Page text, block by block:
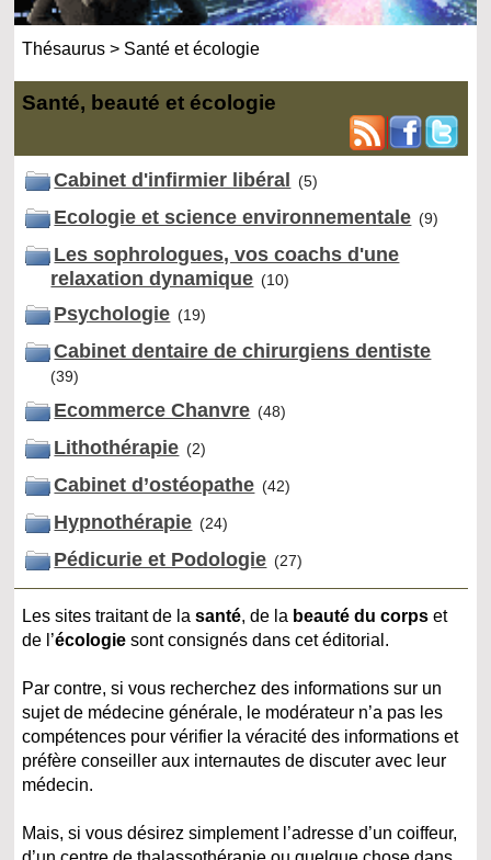
Thésaurus > Santé et écologie
Santé, beauté et écologie
Cabinet d'infirmier libéral (5)
Ecologie et science environnementale (9)
Les sophrologues, vos coachs d'une
relaxation dynamique (10)
Psychologie (19)
Cabinet dentaire de chirurgiens dentiste
(39)
Ecommerce Chanvre (48)
Lithothérapie (2)
Cabinet d’ostéopathe (42)
Hypnothérapie (24)
Pédicurie et Podologie (27)
Les sites traitant de lasanté, de la beauté du corps et
de l’écologie sont consignés dans cet éditorial.
Par contre, si vous recherchez des informations sur un
sujet de médecine générale, le modérateur n’a pas les
compétences pour vérifier la véracité des informations et
préfère conseiller aux internautes de discuter avec leur
médecin.
Mais, si vous désirez simplement l’adresse d’un coiffeur,